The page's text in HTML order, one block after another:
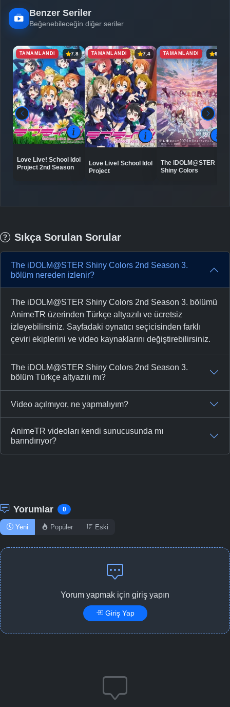
Benzer Seriler
Beğenebileceğin diğer seriler
TAMAMLANDI 7.8
Love Live! School Idol
Project 2nd Season
TAMAMLANDI 7.4
Love Live! School Idol
Project
TAMAMLANDI 6.1
The iDOLM@STER
Shiny Colors
Sıkça Sorulan Sorular
The iDOLM@STER Shiny Colors 2nd Season 3.
bölüm nereden izlenir?
The iDOLM@STER Shiny Colors 2nd Season 3. bölümü
AnimeTR üzerinden Türkçe altyazılı ve ücretsiz
izleyebilirsiniz. Sayfadaki oynatıcı seçicisinden farklı
çeviri ekiplerini ve video kaynaklarını değiştirebilirsiniz.
The iDOLM@STER Shiny Colors 2nd Season 3.
bölüm Türkçe altyazılı mı?
Video açılmıyor, ne yapmalıyım?
AnimeTR videoları kendi sunucusunda mı
barındırıyor?
Yorumlar 0
Yeni Popüler Eski
Yorum yapmak için giriş yapın
Giriş Yap